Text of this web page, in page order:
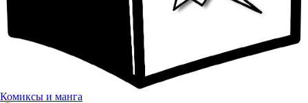
Комиксы и манга